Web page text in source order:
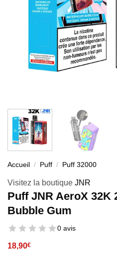
Accueil / Puff / Puff 32000
Visitez la boutique JNR
Puff JNR AeroX 32K
Bubble Gum
0 avis
18,90€